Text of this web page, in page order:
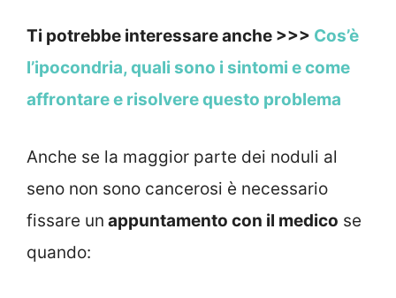
Ti potrebbe interessare anche >>> Cos’è
l’ipocondria, quali sono i sintomi e come
affrontare e risolvere questo problema
Anche se la maggior parte dei noduli al
seno non sono cancerosi è necessario
fissare un appuntamento con il medico se
quando: